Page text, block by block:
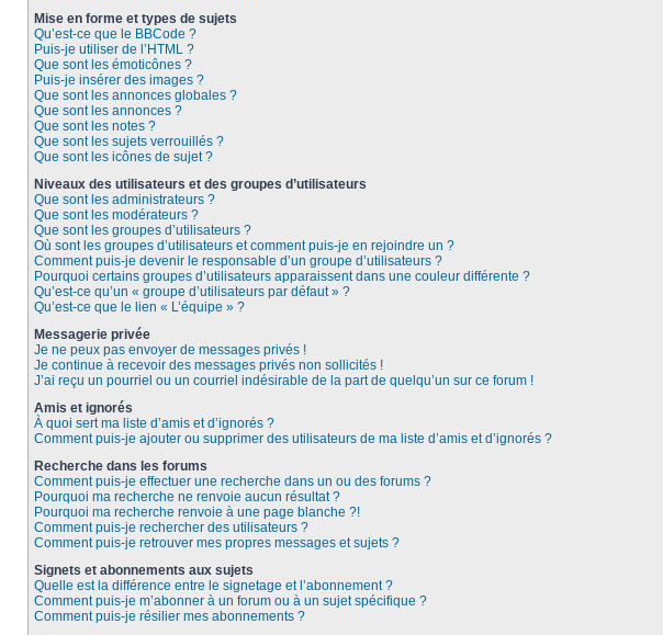
Mise en forme et types de sujets
Qu’est-ce que le BBCode ?
Puis-je utiliser de l’HTML ?
Que sont les émoticônes ?
Puis-je insérer des images ?
Que sont les annonces globales ?
Que sont les annonces ?
Que sont les notes ?
Que sont les sujets verrouillés ?
Que sont les icônes de sujet ?
Niveaux des utilisateurs et des groupes d’utilisateurs
Que sont les administrateurs ?
Que sont les modérateurs ?
Que sont les groupes d’utilisateurs ?
Où sont les groupes d’utilisateurs et comment puis-je en rejoindre un ?
Comment puis-je devenir le responsable d’un groupe d’utilisateurs ?
Pourquoi certains groupes d’utilisateurs apparaissent dans une couleur différente ?
Qu’est-ce qu’un « groupe d’utilisateurs par défaut » ?
Qu’est-ce que le lien « L’équipe » ?
Messagerie privée
Je ne peux pas envoyer de messages privés !
Je continue à recevoir des messages privés non sollicités !
J’ai reçu un pourriel ou un courriel indésirable de la part de quelqu’un sur ce forum !
Amis et ignorés
À quoi sert ma liste d’amis et d’ignorés ?
Comment puis-je ajouter ou supprimer des utilisateurs de ma liste d’amis et d’ignorés ?
Recherche dans les forums
Comment puis-je effectuer une recherche dans un ou des forums ?
Pourquoi ma recherche ne renvoie aucun résultat ?
Pourquoi ma recherche renvoie à une page blanche ?!
Comment puis-je rechercher des utilisateurs ?
Comment puis-je retrouver mes propres messages et sujets ?
Signets et abonnements aux sujets
Quelle est la différence entre le signetage et l’abonnement ?
Comment puis-je m’abonner à un forum ou à un sujet spécifique ?
Comment puis-je résilier mes abonnements ?